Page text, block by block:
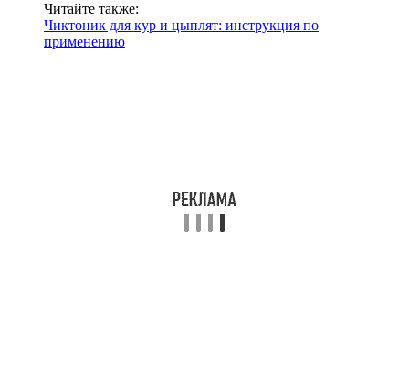
Читайте также:
Чиктоник для кур и цыплят: инструкция по
применению